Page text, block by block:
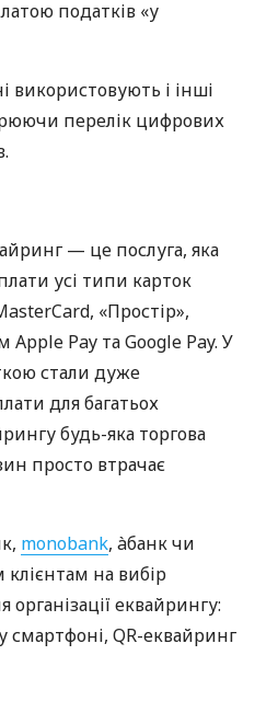
податків «у
використовують і інші
перелік цифрових
— це послуга, яка
усі типи карток
«Простір»,
Pay та Google Pay. У
стали дуже
для багатьох
будь-яка торгова
просто втрачає
monobank, àбанк чи
на вибір
еквайрингу:
смартфоні, QR-еквайринг